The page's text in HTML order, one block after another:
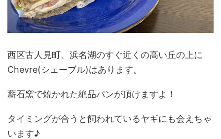
西区古人見町、浜名湖のすぐ近くの高い丘の上に
Chevre(シェーブル)はあります。
薪石窯で焼かれた絶品パンが頂けますよ！
タイミングが合うと飼われているヤギにも会えちゃ
います♪